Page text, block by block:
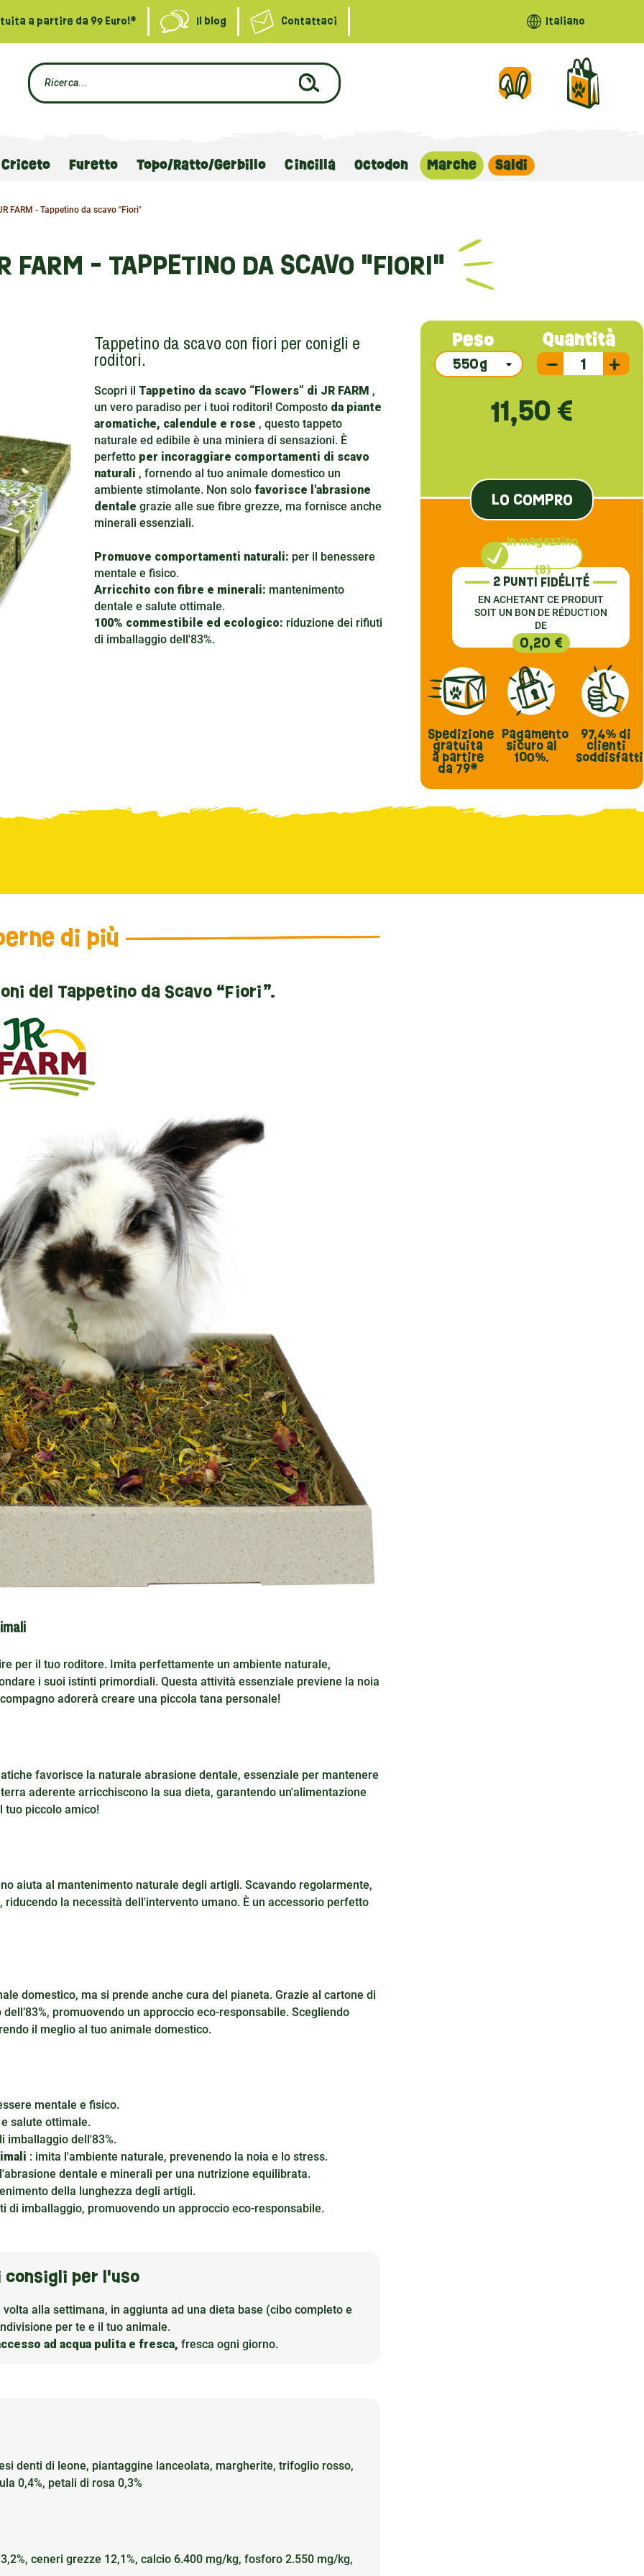
a partire da 99 Euro!* Il blog Contattaci Italiano
Criceto Furetto Topo/Ratto/Gerbillo Cincillà Octodon Marche Saldi
FARM - Tappetino da scavo "Fiori"
FARM - TAPPETINO DA SCAVO "FIORI"
Quantità
Peso
11,50 €
2 PUNTI FIDÉLITÉ
EN ACHETANT CE PRODUIT
SOIT UN BON DE RÉDUCTION
DE
0,20 €
LO COMPRO
In magazzino
(8)
Spedizione
gratuita
a partire
da 79*
Pagamento
sicuro al
100%.
97,4% di
clienti
soddisfatti
Tappetino da scavo con fiori per conigli e
roditori.
Scopri il Tappetino da scavo “Flowers” di JR FARM ,
un vero paradiso per i tuoi roditori! Composto da piante
aromatiche, calendule e rose , questo tappeto
naturale ed edibile è una miniera di sensazioni. È
perfetto per incoraggiare comportamenti di scavo
naturali , fornendo al tuo animale domestico un
ambiente stimolante. Non solo favorisce l'abrasione
dentale grazie alle sue fibre grezze, ma fornisce anche
minerali essenziali.
Promuove comportamenti naturali: per il benessere
mentale e fisico.
Arricchito con fibre e minerali: mantenimento
dentale e salute ottimale.
100% commestibile ed ecologico: riduzione dei rifiuti
di imballaggio dell'83%.
di più
del Tappetino da Scavo “Fiori”.
per il tuo roditore. Imita perfettamente un ambiente naturale,
i suoi istinti primordiali. Questa attività essenziale previene la noia
adorerà creare una piccola tana personale!
favorisce la naturale abrasione dentale, essenziale per mantenere
aderente arricchiscono la sua dieta, garantendo un'alimentazione
tuo piccolo amico!
aiuta al mantenimento naturale degli artigli. Scavando regolarmente,
la necessità dell'intervento umano. È un accessorio perfetto
domestico, ma si prende anche cura del pianeta. Grazie al cartone di
promuovendo un approccio eco-responsabile. Scegliendo
il meglio al tuo animale domestico.
mentale e fisico.
salute ottimale.
imballaggio dell'83%.
: imita l'ambiente naturale, prevenendo la noia e lo stress.
dentale e minerali per una nutrizione equilibrata.
della lunghezza degli artigli.
imballaggio, promuovendo un approccio eco-responsabile.
per l'uso
alla settimana, in aggiunta ad una dieta base (cibo completo e
per te e il tuo animale.
ad acqua pulita e fresca, fresca ogni giorno.
denti di leone, piantaggine lanceolata, margherite, trifoglio rosso,
0,4%, petali di rosa 0,3%
ceneri grezze 12,1%, calcio 6.400 mg/kg, fosforo 2.550 mg/kg,